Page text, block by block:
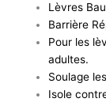
Lèvres
Barrière
Pour les
adultes.
Soulage
Isole